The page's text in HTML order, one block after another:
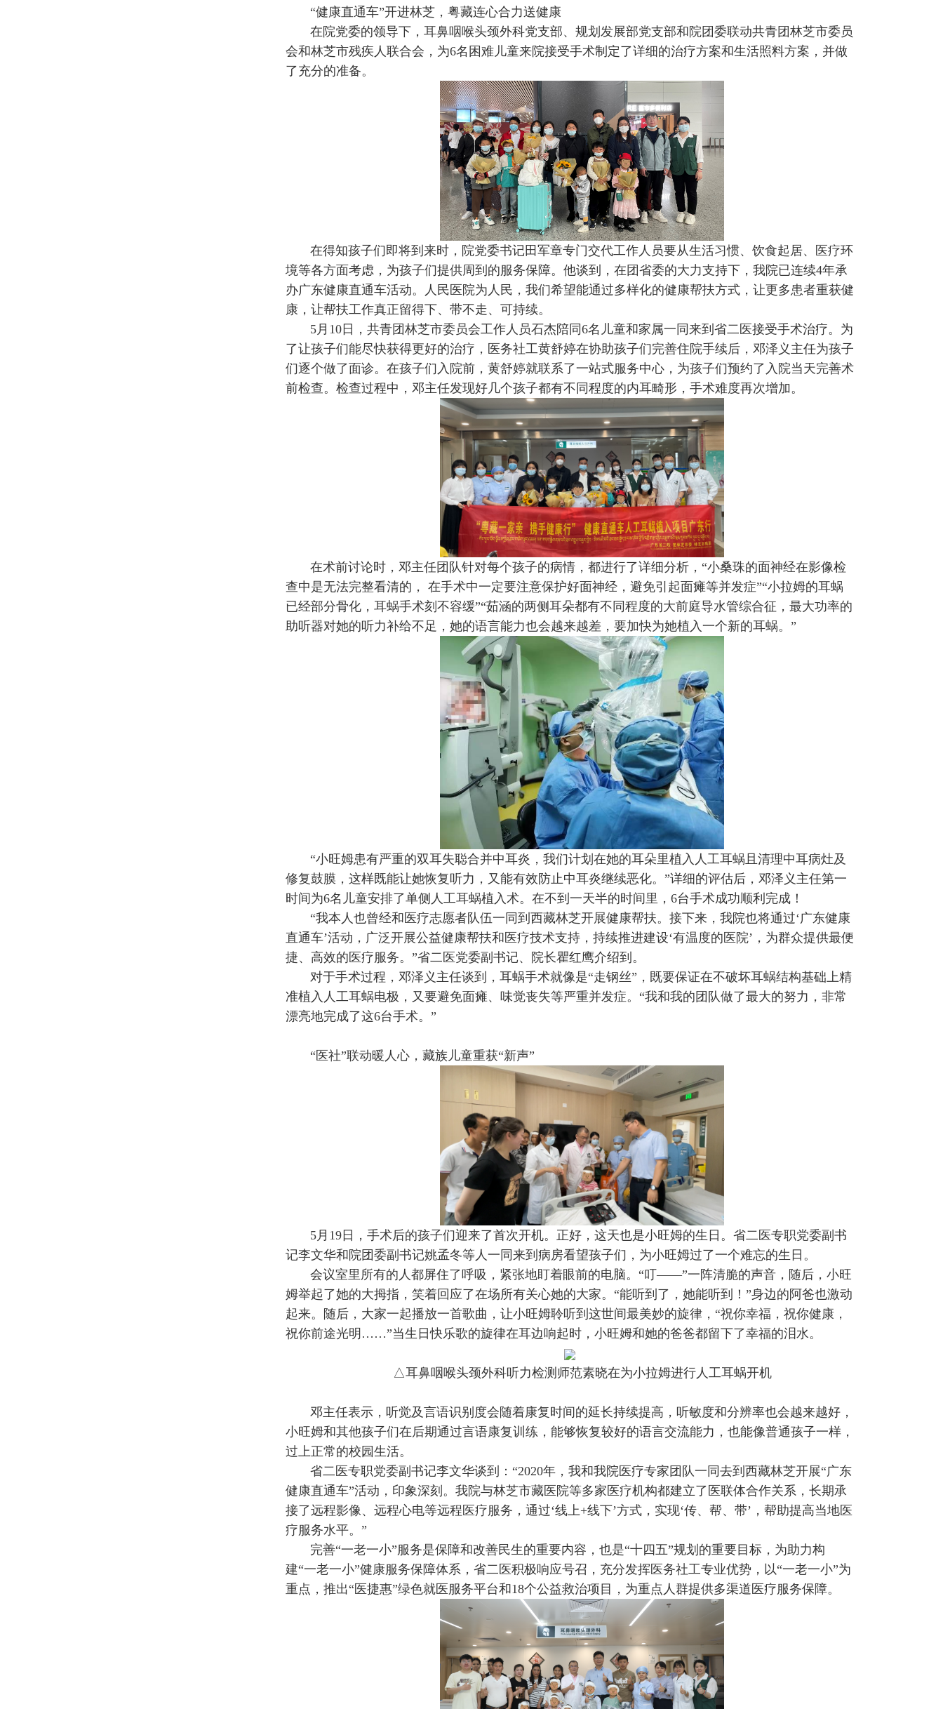
“健康直通车”开进林芝，粤藏连心合力送健康
在院党委的领导下，耳鼻咽喉头颈外科党支部、规划发展部党支部和院团委联动共青团林芝市委员
会和林芝市残疾人联合会，为6名困难儿童来院接受手术制定了详细的治疗方案和生活照料方案，并做
了充分的准备。
在得知孩子们即将到来时，院党委书记田军章专门交代工作人员要从生活习惯、饮食起居、医疗环
境等各方面考虑，为孩子们提供周到的服务保障。他谈到，在团省委的大力支持下，我院已连续4年承
办广东健康直通车活动。人民医院为人民，我们希望能通过多样化的健康帮扶方式，让更多患者重获健
康，让帮扶工作真正留得下、带不走、可持续。
5月10日，共青团林芝市委员会工作人员石杰陪同6名儿童和家属一同来到省二医接受手术治疗。为
了让孩子们能尽快获得更好的治疗，医务社工黄舒婷在协助孩子们完善住院手续后，邓泽义主任为孩子
们逐个做了面诊。在孩子们入院前，黄舒婷就联系了一站式服务中心，为孩子们预约了入院当天完善术
前检查。检查过程中，邓主任发现好几个孩子都有不同程度的内耳畸形，手术难度再次增加。
在术前讨论时，邓主任团队针对每个孩子的病情，都进行了详细分析，“小桑珠的面神经在影像检
查中是无法完整看清的， 在手术中一定要注意保护好面神经，避免引起面瘫等并发症”“小拉姆的耳蜗
已经部分骨化，耳蜗手术刻不容缓”“茹涵的两侧耳朵都有不同程度的大前庭导水管综合征，最大功率的
助听器对她的听力补给不足，她的语言能力也会越来越差，要加快为她植入一个新的耳蜗。”
“小旺姆患有严重的双耳失聪合并中耳炎，我们计划在她的耳朵里植入人工耳蜗且清理中耳病灶及
修复鼓膜，这样既能让她恢复听力，又能有效防止中耳炎继续恶化。”详细的评估后，邓泽义主任第一
时间为6名儿童安排了单侧人工耳蜗植入术。在不到一天半的时间里，6台手术成功顺利完成！
“我本人也曾经和医疗志愿者队伍一同到西藏林芝开展健康帮扶。接下来，我院也将通过‘广东健康
直通车’活动，广泛开展公益健康帮扶和医疗技术支持，持续推进建设‘有温度的医院’，为群众提供最便
捷、高效的医疗服务。”省二医党委副书记、院长瞿红鹰介绍到。
对于手术过程，邓泽义主任谈到，耳蜗手术就像是“走钢丝”，既要保证在不破坏耳蜗结构基础上精
准植入人工耳蜗电极，又要避免面瘫、味觉丧失等严重并发症。“我和我的团队做了最大的努力，非常
漂亮地完成了这6台手术。”
“医社”联动暖人心，藏族儿童重获“新声”
5月19日，手术后的孩子们迎来了首次开机。正好，这天也是小旺姆的生日。省二医专职党委副书
记李文华和院团委副书记姚孟冬等人一同来到病房看望孩子们，为小旺姆过了一个难忘的生日。
会议室里所有的人都屏住了呼吸，紧张地盯着眼前的电脑。“叮——”一阵清脆的声音，随后，小旺
姆举起了她的大拇指，笑着回应了在场所有关心她的大家。“能听到了，她能听到！”身边的阿爸也激动
起来。随后，大家一起播放一首歌曲，让小旺姆聆听到这世间最美妙的旋律，“祝你幸福，祝你健康，
祝你前途光明……”当生日快乐歌的旋律在耳边响起时，小旺姆和她的爸爸都留下了幸福的泪水。
△耳鼻咽喉头颈外科听力检测师范素晓在为小拉姆进行人工耳蜗开机
邓主任表示，听觉及言语识别度会随着康复时间的延长持续提高，听敏度和分辨率也会越来越好，
小旺姆和其他孩子们在后期通过言语康复训练，能够恢复较好的语言交流能力，也能像普通孩子一样，
过上正常的校园生活。
省二医专职党委副书记李文华谈到：“2020年，我和我院医疗专家团队一同去到西藏林芝开展“广东
健康直通车”活动，印象深刻。我院与林芝市藏医院等多家医疗机构都建立了医联体合作关系，长期承
接了远程影像、远程心电等远程医疗服务，通过‘线上+线下’方式，实现‘传、帮、带’，帮助提高当地医
疗服务水平。”
完善“一老一小”服务是保障和改善民生的重要内容，也是“十四五”规划的重要目标，为助力构
建“一老一小”健康服务保障体系，省二医积极响应号召，充分发挥医务社工专业优势，以“一老一小”为
重点，推出“医捷惠”绿色就医服务平台和18个公益救治项目，为重点人群提供多渠道医疗服务保障。